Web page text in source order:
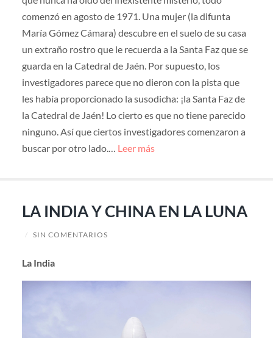
comenzó en agosto de 1971. Una mujer (la difunta
María Gómez Cámara) descubre en el suelo de su casa
un extraño rostro que le recuerda a la Santa Faz que se
guarda en la Catedral de Jaén. Por supuesto, los
investigadores parece que no dieron con la pista que
les había proporcionado la susodicha: ¡la Santa Faz de
la Catedral de Jaén! Lo cierto es que no tiene parecido
ninguno. Así que ciertos investigadores comenzaron a
buscar por otro lado.… Leer más
LA INDIA Y CHINA EN LA LUNA
/ SIN COMENTARIOS
La India